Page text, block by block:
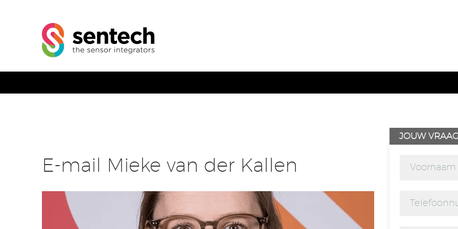
E-mail Mieke van der Kallen
JOUW